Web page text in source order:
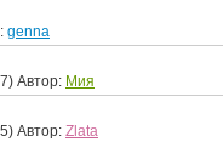
genna
Автор: Мия
Автор: Zlata